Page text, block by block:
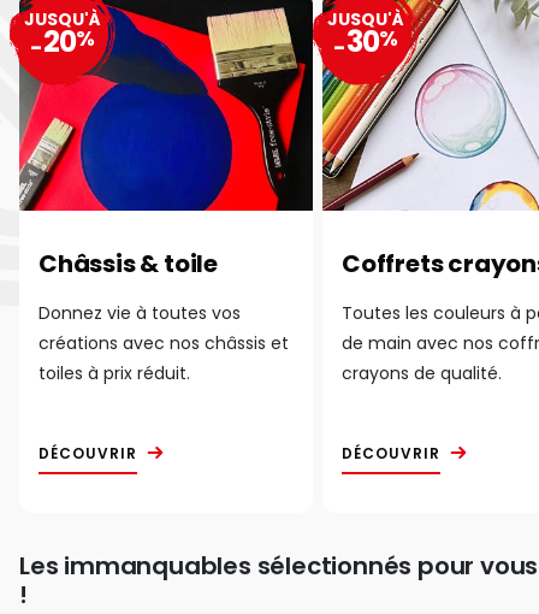
Châssis & toile
Donnez vie à toutes vos
créations avec nos châssis et
toiles à prix réduit.
DÉCOUVRIR
JUSQU'À
-20%
Coffrets
Toutes les couleurs à
de main avec nos
crayons de qualité.
DÉCOUVRIR
JUSQU'À
-30%
Les immanquables sélectionnés pour vous
!